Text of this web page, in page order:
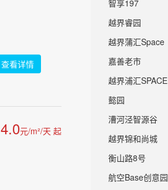
查看详情
4.0元/m²/天 起
智享197
越界睿园
越界蒲汇Space
嘉善老市
越界浦汇SPACE
懿园
漕河泾智源谷
越界锦和尚城
衡山路8号
航空Base创意园